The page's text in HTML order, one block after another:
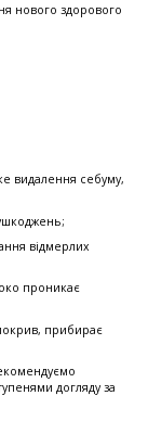
нового здорового
видалення себуму,
відмерлих
проникає
прибирає
догляду за